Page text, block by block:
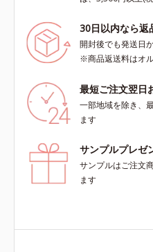
30日以内なら返
開封後でも発送日
※商品返送料はオ
最短ご注文翌日
一部地域を除き、
ます
サンプルプレゼ
サンプルはご注文
ます